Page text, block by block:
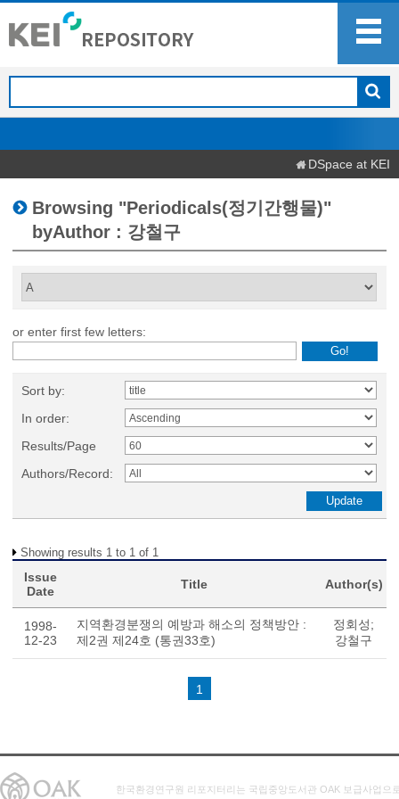
DSpace at KEI
Browsing "Periodicals(정기간행물)"
byAuthor : 강철구
or enter first few letters:
Sort by:
In order:
Results/Page
Authors/Record:
Showing results 1 to 1 of 1
Issue
Date
Title Author(s)
1998-
12-23
지역환경분쟁의 예방과 해소의 정책방안 :
제2권 제24호 (통권33호)
정회성;
강철구
1
한국환경연구원 리포지터리는 국립중앙도서관 OAK 보급사업